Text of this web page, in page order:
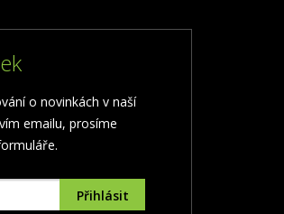
o novinkách v naší
emailu, prosíme